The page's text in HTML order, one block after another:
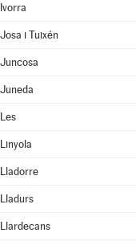
Ivorra
Josa i Tuixén
Juncosa
Juneda
Les
Linyola
Lladorre
Lladurs
Llardecans